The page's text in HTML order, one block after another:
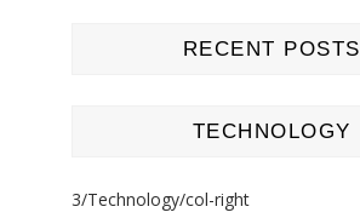
RECENT POSTS
TECHNOLOGY
3/Technology/col-right